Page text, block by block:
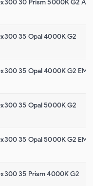
30 Prism 5000K G2 AN
35 Opal 4000K G2
35 Opal 4000K G2 EM
35 Opal 5000K G2
35 Opal 5000K G2 EM
35 Prism 4000K G2